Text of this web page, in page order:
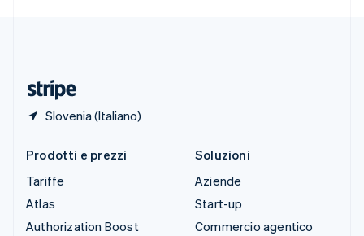
Slovenia (Italiano)
Prodotti e prezzi
Tariffe
Atlas
Authorization Boost
Soluzioni
Aziende
Start-up
Commercio agentico